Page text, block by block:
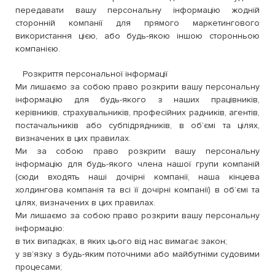
передавати вашу персональну інформацію жодній
сторонній компанії для прямого маркетингового
використання цією, або будь-якою іншою сторонньою
компанією.
Розкриття персональної інформації
Ми лишаємо за собою право розкрити вашу персональну
інформацію для будь-якого з наших працівників,
керівників, страхувальників, професійних радників, агентів,
постачальників або субпідрядників, в об’ємі та цілях,
визначених в цих правилах.
Ми за собою право розкрити вашу персональну
інформацію для будь-якого члена нашої групи компаній
(сюди входять наші дочірні компанії, наша кінцева
холдингова компанія та всі її дочірні компанії) в об’ємі та
цілях, визначених в цих правилах.
Ми лишаємо за собою право розкрити вашу персональну
інформацію:
в тих випадках, в яких цього від нас вимагає закон;
у зв’язку з будь-яким поточними або майбутніми судовими
процесами;